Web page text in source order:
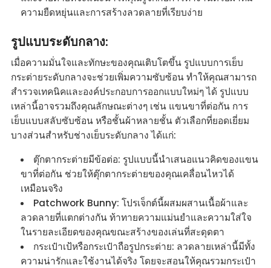
ความยืดหยุ่นและการสร้างลวดลายที่เรียบง่าย
รูปแบบระดับกลาง:
เมื่อความมั่นใจและทักษะของคุณเติบโตขึ้น รูปแบบการเย็บ
กระต่ายระดับกลางจะช่วยเพิ่มความซับซ้อน ทำให้คุณสามารถ
สำรวจเทคนิคและองค์ประกอบการออกแบบใหม่ๆ ได้ รูปแบบ
เหล่านี้อาจรวมถึงคุณลักษณะต่างๆ เช่น แขนขาที่ต่อกัน การ
เย็บแบบสลับซับซ้อน หรือชั้นผ้าหลายชั้น ตัวเลือกที่ยอดเยี่ยม
บางส่วนสำหรับช่างเย็บระดับกลาง ได้แก่:
ตุ๊กตากระต่ายมีข้อต่อ: รูปแบบนี้นำเสนอแนวคิดของแขน
ขาที่ต่อกัน ช่วยให้ตุ๊กตากระต่ายของคุณเคลื่อนไหวได้
เหมือนจริง
Patchwork Bunny: โปรเจ็กต์นี้ผสมผสานเนื้อผ้าและ
ลวดลายที่แตกต่างกัน ท้าทายความแม่นยำและความใส่ใจ
ในรายละเอียดของคุณขณะสร้างของเล่นที่สะดุดตา
กระเป๋าเป้หรือกระเป๋าถือรูปกระต่าย: ลวดลายเหล่านี้มีทั้ง
ความน่ารักและใช้งานได้จริง โดยจะสอนให้คุณรวมกระเป๋า